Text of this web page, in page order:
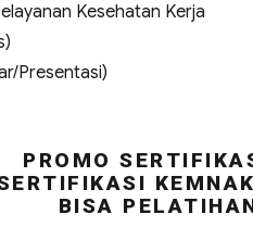
Kesehatan Kerja
Presentasi)
PROMO
BISA